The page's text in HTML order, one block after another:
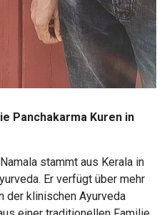
Panchakarma Kuren in
stammt aus Kerala in
Er verfügt über mehr
der klinischen Ayurveda